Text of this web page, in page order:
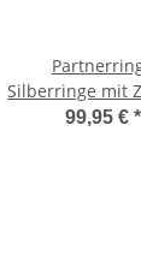
Silberringe mit
mit Gravur
99,95 € *